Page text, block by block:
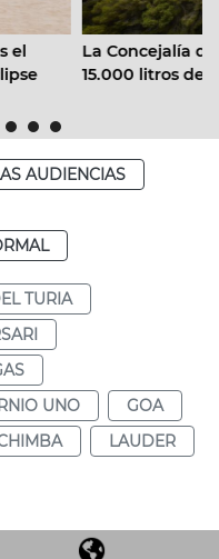
Devesa-Albufera retira
en la Devesa
AUDIENCIAS
TURIA
UNO
GOA
LAUDER